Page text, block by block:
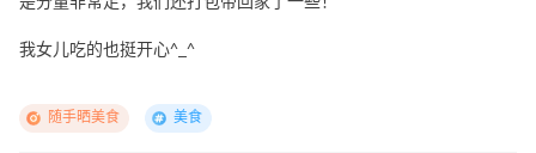
我女儿吃的也挺开心^_^
随手晒美食 美食